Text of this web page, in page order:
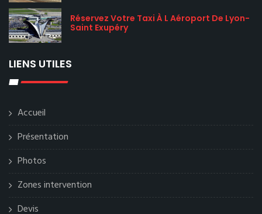
Réservez Votre Taxi À L Aéroport De Lyon-
Saint Exupéry
LIENS UTILES
Accueil
Présentation
Photos
Zones intervention
Devis